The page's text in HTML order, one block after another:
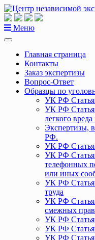
Перейти
к
содержанию
Меню
Главная страница
Контакты
Заказ экспертизы
Вопрос-Ответ
Образцы по
УК РФ Статья
УК РФ
легкого
Экспертизы,
РФ.
УК РФ Статья
УК РФ Статья
телефонных
или иных
УК РФ Статья
труда
УК РФ Статья
смежных прав
УК РФ
УК РФ
УК РФ Статья